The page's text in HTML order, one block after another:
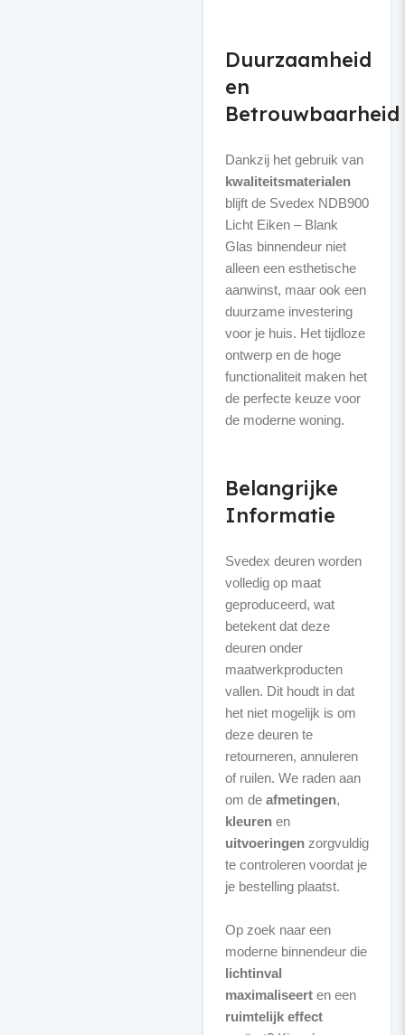
Duurzaamheid
en
Betrouwbaarheid
Dankzij het gebruik van
kwaliteitsmaterialen
blijft de Svedex NDB900
Licht Eiken – Blank
Glas binnendeur niet
alleen een esthetische
aanwinst, maar ook een
duurzame investering
voor je huis. Het tijdloze
ontwerp en de hoge
functionaliteit maken het
de perfecte keuze voor
de moderne woning.
Belangrijke
Informatie
Svedex deuren worden
volledig op maat
geproduceerd, wat
betekent dat deze
deuren onder
maatwerkproducten
vallen. Dit houdt in dat
het niet mogelijk is om
deze deuren te
retourneren, annuleren
of ruilen. We raden aan
om de afmetingen,
kleurenen
uitvoeringenzorgvuldig
te controleren voordat je
je bestelling plaatst.
Op zoek naar een
moderne binnendeur die
lichtinval
maximaliseerten een
ruimtelijk effect